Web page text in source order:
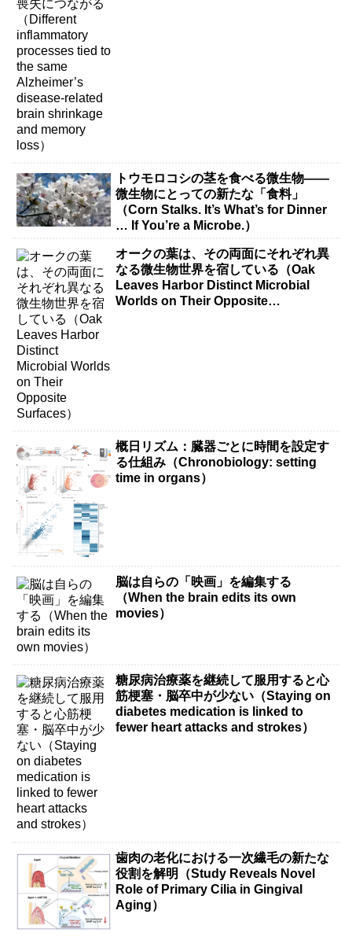
トウモロコシの茎を食べる微生物――
微生物にとっての新たな「食料」
（Corn Stalks. It’s What’s for Dinner
… If You’re a Microbe.）
オークの葉は、その両面にそれぞれ異
なる微生物世界を宿している（Oak
Leaves Harbor Distinct Microbial
Worlds on Their Opposite
概日リズム：臓器ごとに時間を設定す
る仕組み（Chronobiology: setting
time in organs）
脳は自らの「映画」を編集する
（When the brain edits its own
movies）
糖尿病治療薬を継続して服用すると心
筋梗塞・脳卒中が少ない（Staying on
diabetes medication is linked to
fewer heart attacks and strokes）
歯肉の老化における一次繊毛の新たな
役割を解明（Study Reveals Novel
Role of Primary Cilia in Gingival
Aging）